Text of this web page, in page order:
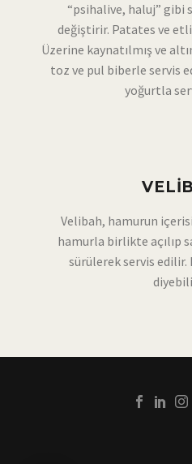
“psihalive, haluj” gibi
değiştirir. Patates ve
Üzerine kaynatılmış ve
toz ve pul biberle servis
yoğurtla
Velibah, hamurun
hamurla birlikte açılıp
sürülerek servis edilir.